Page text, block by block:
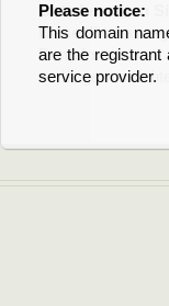
Please notice:
This domain
are the registrant
service provider.
Bitte beachten
Diese
Domain stehen
verlängern